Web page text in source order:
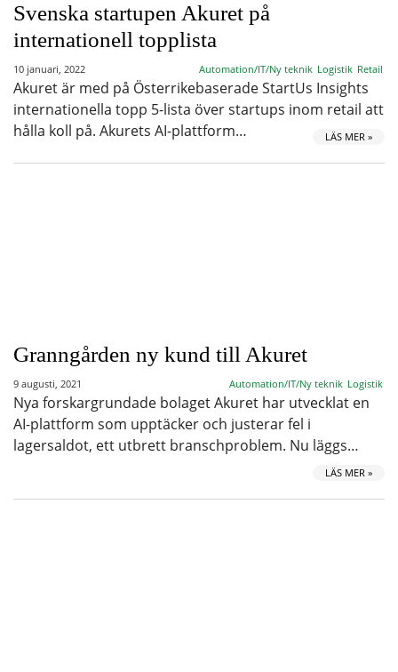
Svenska startupen Akuret på
internationell topplista
10 januari, 2022 Automation/IT/Ny teknik Logistik Retail
Akuret är med på Österrikebaserade StartUs Insights
internationella topp 5-lista över startups inom retail att
hålla koll på. Akurets AI-plattform…
LÄS MER »
Granngården ny kund till Akuret
9 augusti, 2021 Automation/IT/Ny teknik Logistik
Nya forskargrundade bolaget Akuret har utvecklat en
AI-plattform som upptäcker och justerar fel i
lagersaldot, ett utbrett branschproblem. Nu läggs…
LÄS MER »